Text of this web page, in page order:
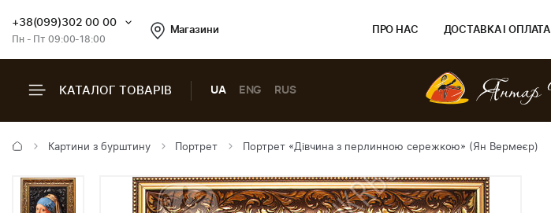
+38(099)302 00 00
Пн - Пт 09:00-18:00
Магазини ПРО НАС ДОСТАВКА І ОПЛАТА
КАТАЛОГ ТОВАРІВ UA ENG RUS
Картини з бурштину Портрет Портрет «Дівчина з перлинною сережкою» (Ян Вермеєр)